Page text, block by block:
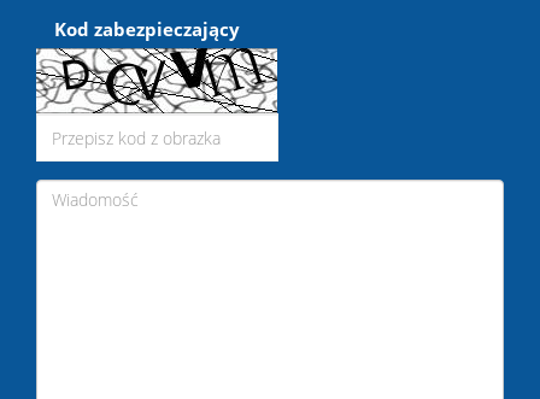
Kod zabezpieczający